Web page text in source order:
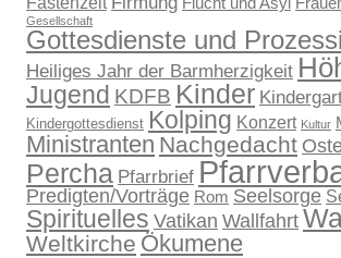
Gesellschaft
Gottesdienste und
Heiliges Jahr der Barmherzigkeit
Jugend KDFB Kinder
Kindergottesdienst Kolping Konzert Kultur
Ministranten Nachgedacht
Percha Pfarrbrief
Predigten/Vorträge Rom Seelsorge
Spirituelles Vatikan Wallfahrt
Weltkirche Ökumene